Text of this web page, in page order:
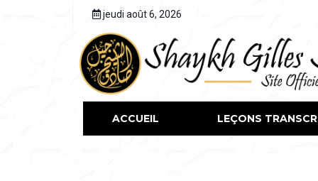
jeudi août 6, 2026
ACCUEIL LEÇONS